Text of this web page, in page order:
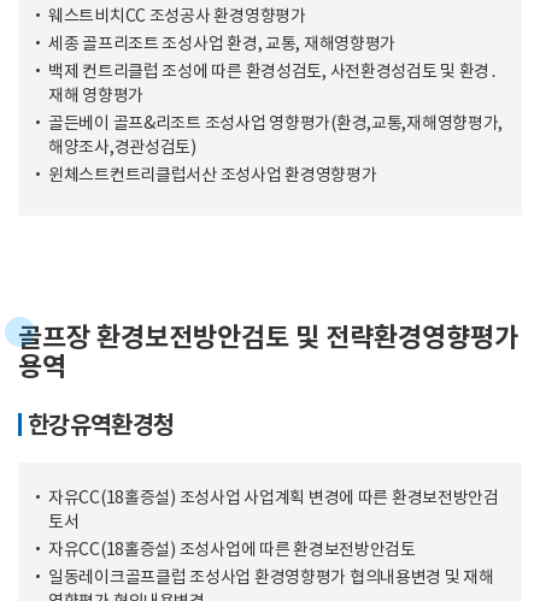
웨스트비치CC 조성공사 환경영향평가
세종 골프리조트 조성사업 환경, 교통, 재해영향평가
백제 컨트리클럽 조성에 따른 환경성검토, 사전환경성검토 및 환경․
재해 영향평가
골든베이 골프&리조트 조성사업 영향평가(환경,교통,재해영향평가,
해양조사,경관성검토)
윈체스트컨트리클럽서산 조성사업 환경영향평가
골프장 환경보전방안검토 및 전략환경영향평가
용역
한강유역환경청
자유CC(18홀증설) 조성사업 사업계획 변경에 따른 환경보전방안검
토서
자유CC(18홀증설) 조성사업에 따른 환경보전방안검토
일동레이크골프클럽 조성사업 환경영향평가 협의내용변경 및 재해